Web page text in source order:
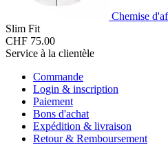
Chemise
Slim Fit
CHF 75.00
Service à la clientèle
Commande
Login & inscription
Paiement
Bons d'achat
Expédition & livraison
Retour & Remboursement